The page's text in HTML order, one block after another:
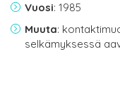
Vuosi: 1985
Muuta:
selkämyksessä